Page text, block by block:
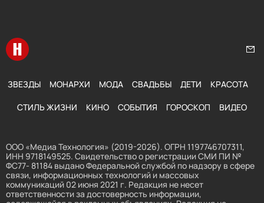
Перейти на главную
ЗВЕЗДЫ МОНАРХИ МОДА СВАДЬБЫ ДЕТИ КРАСОТА
СТИЛЬ ЖИЗНИ КИНО СОБЫТИЯ ГОРОСКОП ВИДЕО
ООО «Медиа Технология» (2019-2026). ОГРН 1197746707311,
ИНН 9718149525. Свидетельство о регистрации СМИ ПИ №
ФС77- 81184 выдано Федеральной службой по надзору в сфере
связи, информационных технологий и массовых
коммуникаций 02 июня 2021 г. Редакция не несет
ответственности за достоверность информации,